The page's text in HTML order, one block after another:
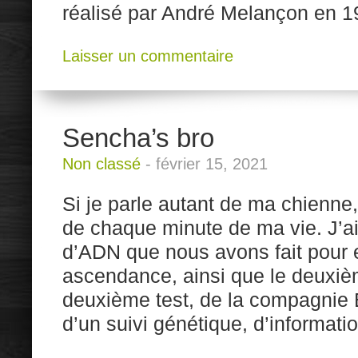
réalisé par André Melançon en
Laisser un commentaire
Sencha’s bro
Non classé - février 15, 2021
Si je parle autant de ma
de chaque minute de ma vie.
d’ADN que nous avons fait
ascendance, ainsi que le
deuxième test, de la compagnie
d’un suivi génétique,